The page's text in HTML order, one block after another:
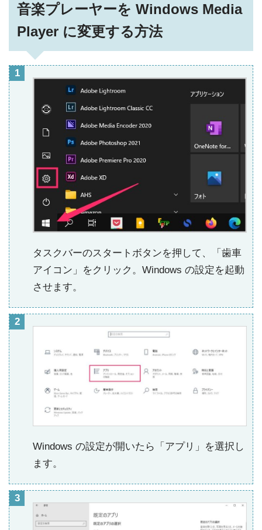
音楽プレーヤーを Windows Media
Player に変更する方法
タスクバーのスタートボタンを押して、「歯車
アイコン」をクリック。Windows の設定を起動
させます。
Windows の設定が開いたら「アプリ」を選択し
ます。